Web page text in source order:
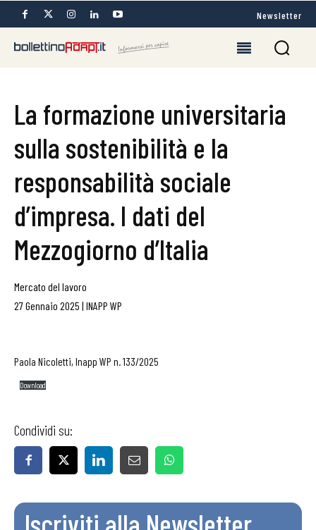
Newsletter
La formazione universitaria
sulla sostenibilità e la
responsabilità sociale
d’impresa. I dati del
Mezzogiorno d’Italia
Mercato del lavoro
27 Gennaio 2025 | INAPP WP
Paola Nicoletti, Inapp WP n. 133/2025
Download
Condividi su: